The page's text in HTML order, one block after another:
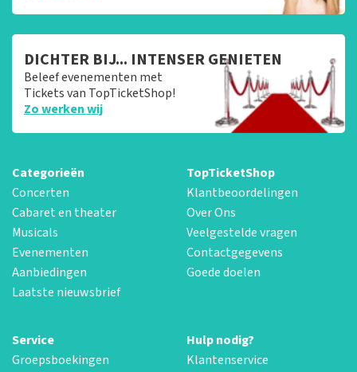
DICHTER BIJ... INTENSER GENIETEN
Beleef evenementen met
Tickets van TopTicketShop!
Zo werken wij
Categorieën
Concerten
Cabaret en theater
Musicals
Evenementen
Aanbiedingen
Laatste nieuwsbrief
TopTicketShop
Klantbeoordelingen
Over Ons
Veelgestelde vragen
Contactgegevens
Goede doelen
Service
Groepsboekingen
Hulp nodig?
Klantenservice